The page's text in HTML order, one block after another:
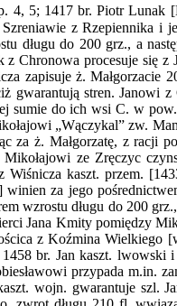
4, 5; 1417 br. Piotr Lunak
z Rzepiennika i
długu do 200 grz., a
Chronowa procesuje się z
zapisuje ż. Małgorzacie
gwarantują stren. Janowi
sumie do ich wsi C. w
„Wączykal” zw.
za ż. Małgorzatę, z racji
ze Zręczyc
kaszt. przem.
za jego
wzrostu długu do 200
Jana Kmity pomiędzy
z Koźmina Wielkiego
br. Jan kaszt. lwowski i
przypada m.in.
wojn. gwarantuje szl.